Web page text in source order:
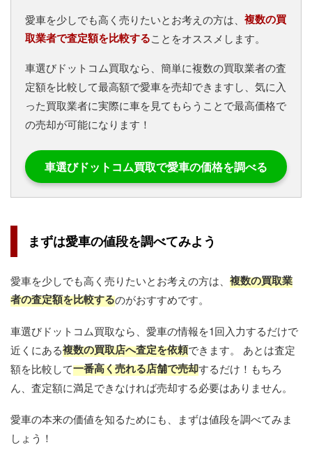
愛車を少しでも高く売りたいとお考えの方は、 複数の買
取業者で査定額を比較することをオススメします。
車選びドットコム買取なら、簡単に複数の買取業者の査
定額を比較して最高額で愛車を売却できますし、気に入
った買取業者に実際に車を見てもらうことで最高価格で
の売却が可能になります！
車選びドットコム買取で愛車の価格を調べる
まずは愛車の値段を調べてみよう
愛車を少しでも高く売りたいとお考えの方は、 複数の買取業
者の査定額を比較するのがおすすめです。
車選びドットコム買取なら、愛車の情報を1回入力するだけで
近くにある複数の買取店へ査定を依頼できます。 あとは査定
額を比較して一番高く売れる店舗で売却するだけ！もちろ
ん、査定額に満足できなければ売却する必要はありません。
愛車の本来の価値を知るためにも、まずは値段を調べてみま
しょう！